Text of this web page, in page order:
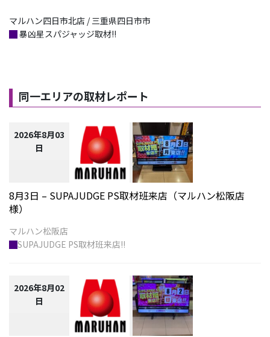
マルハン四日市北店 / 三重県四日市市
█暴凶星スパジャッジ取材!!
同一エリアの取材レポート
2026年8月03
日
8月3日 – SUPAJUDGE PS取材班来店（マルハン松阪店
様）
█SUPAJUDGE PS取材班来店!!
2026年8月02
日